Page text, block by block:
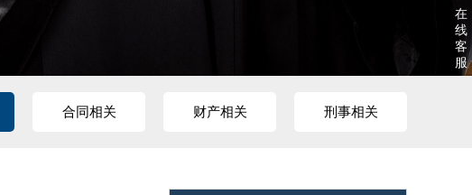
合同相关 财产相关 刑事相关
在
线
客
服